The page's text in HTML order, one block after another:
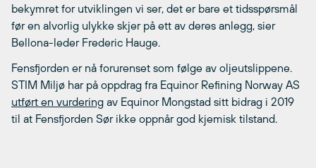
bekymret for utviklingen vi ser, det er bare et tidsspørsmål
før en alvorlig ulykke skjer på ett av deres anlegg, sier
Bellona-leder Frederic Hauge.
Fensfjorden er nå forurenset som følge av oljeutslippene.
STIM Miljø har på oppdrag fra Equinor Refining Norway AS
utført en vurdering av Equinor Mongstad sitt bidrag i 2019
til at Fensfjorden Sør ikke oppnår god kjemisk tilstand.